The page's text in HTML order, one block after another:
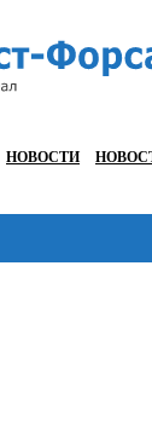
НОВОСТИ